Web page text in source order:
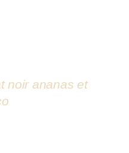
noir ananas et